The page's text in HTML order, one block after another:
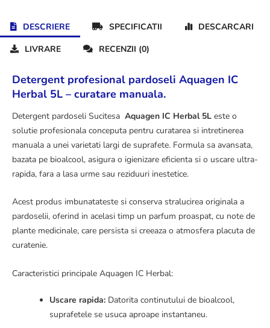
DESCRIERE SPECIFICATII
DESCARCARI
LIVRARE
RECENZII (0)
Detergent profesional pardoseli Aquagen IC
Herbal 5L – curatare manuala.
Detergent pardoseli Sucitesa Aquagen IC Herbal 5L este o
solutie profesionala conceputa pentru curatarea si intretinerea
manuala a unei varietati largi de suprafete. Formula sa avansata,
bazata pe bioalcool, asigura o igienizare eficienta si o uscare ultra-
rapida, fara a lasa urme sau reziduuri inestetice.
Acest produs imbunatateste si conserva stralucirea originala a
pardoselii, oferind in acelasi timp un parfum proaspat, cu note de
plante medicinale, care persista si creeaza o atmosfera placuta de
curatenie.
Caracteristici principale Aquagen IC Herbal:
Uscare rapida: Datorita continutului de bioalcool,
suprafetele se usuca aproape instantaneu.